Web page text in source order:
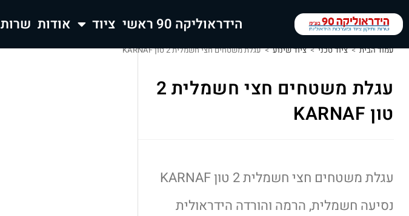
הידראוליקה 90 ראשי ציוד אודות שרות
עמוד הבית > ציוד טכני > ציוד שינוע > עגלת משטחים חצי חשמלית 2 טון KARNAF
עגלת משטחים חצי חשמלית 2
טון KARNAF
עגלת משטחים חצי חשמלית 2 טון KARNAF
נסיעה חשמלית, הרמה והורדה הידראולית